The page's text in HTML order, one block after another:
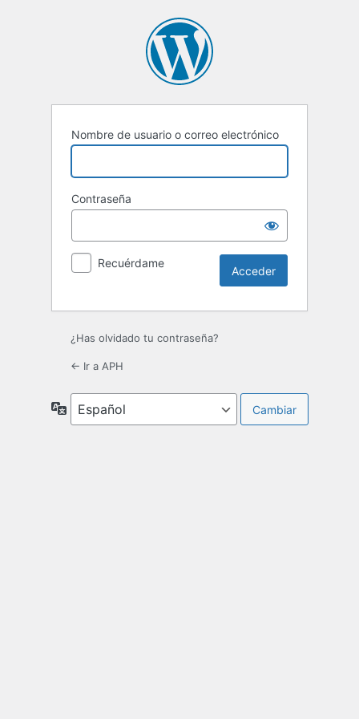
Nombre de usuario o correo electrónico
Contraseña
Recuérdame
¿Has olvidado tu contraseña?
← Ir a APH
Idioma